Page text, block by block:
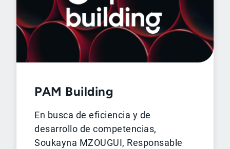
PAM Building
En busca de eficiencia y de
desarrollo de competencias,
Soukayna MZOUGUI, Responsable